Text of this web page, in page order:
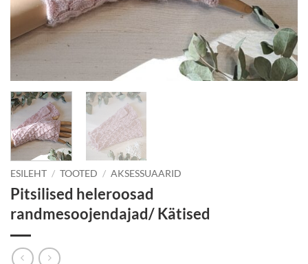
ESILEHT / TOOTED / AKSESSUAARID
Pitsilised heleroosad
randmesoojendajad/ Kätised